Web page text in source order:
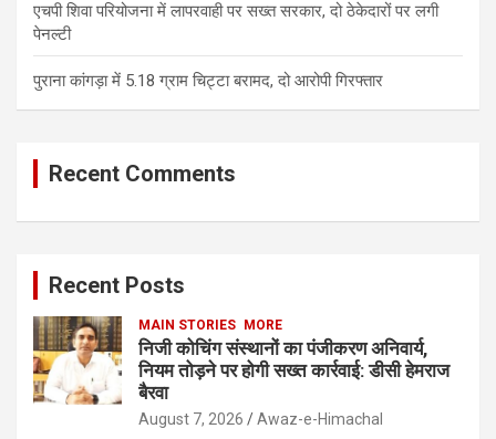
एचपी शिवा परियोजना में लापरवाही पर सख्त सरकार, दो ठेकेदारों पर लगी
पेनल्टी
पुराना कांगड़ा में 5.18 ग्राम चिट्टा बरामद, दो आरोपी गिरफ्तार
Recent Comments
Recent Posts
MAIN STORIES MORE
निजी कोचिंग संस्थानों का पंजीकरण अनिवार्य,
नियम तोड़ने पर होगी सख्त कार्रवाई: डीसी हेमराज
बैरवा
August 7, 2026 Awaz-e-Himachal